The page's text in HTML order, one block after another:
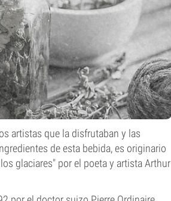
artistas que la disfrutaban y las
de esta bebida, es originario
glaciares" por el poeta y artista Arthur